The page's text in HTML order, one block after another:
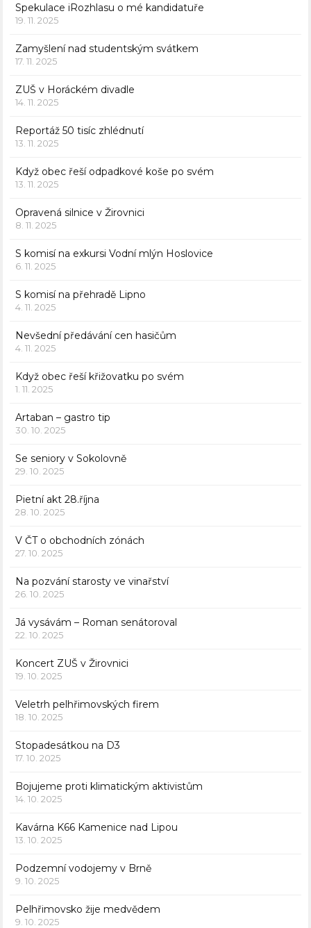
Spekulace iRozhlasu o mé kandidatuře
19. 11. 2025
Zamyšlení nad studentským svátkem
17. 11. 2025
ZUŠ v Horáckém divadle
14. 11. 2025
Reportáž 50 tisíc zhlédnutí
13. 11. 2025
Když obec řeší odpadkové koše po svém
13. 11. 2025
Opravená silnice v Žirovnici
8. 11. 2025
S komisí na exkursi Vodní mlýn Hoslovice
6. 11. 2025
S komisí na přehradě Lipno
4. 11. 2025
Nevšední předávání cen hasičům
4. 11. 2025
Když obec řeší křižovatku po svém
1. 11. 2025
Artaban – gastro tip
30. 10. 2025
Se seniory v Sokolovně
29. 10. 2025
Pietní akt 28.října
28. 10. 2025
V ČT o obchodních zónách
27. 10. 2025
Na pozvání starosty ve vinařství
26. 10. 2025
Já vysávám – Roman senátoroval
22. 10. 2025
Koncert ZUŠ v Žirovnici
19. 10. 2025
Veletrh pelhřimovských firem
18. 10. 2025
Stopadesátkou na D3
17. 10. 2025
Bojujeme proti klimatickým aktivistům
14. 10. 2025
Kavárna K66 Kamenice nad Lipou
13. 10. 2025
Podzemní vodojemy v Brně
9. 10. 2025
Pelhřimovsko žije medvědem
9. 10. 2025